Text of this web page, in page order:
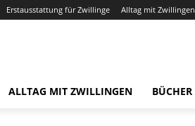
Erstausstattung für Zwillinge Alltag mit Zwillingen
ALLTAG MIT ZWILLINGEN BÜCHER